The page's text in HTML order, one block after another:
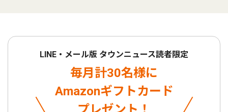
LINE・メール版 タウンニュース読者限定
毎月計30名様に
Amazonギフトカード